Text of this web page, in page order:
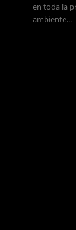
en toda la
ambiente...